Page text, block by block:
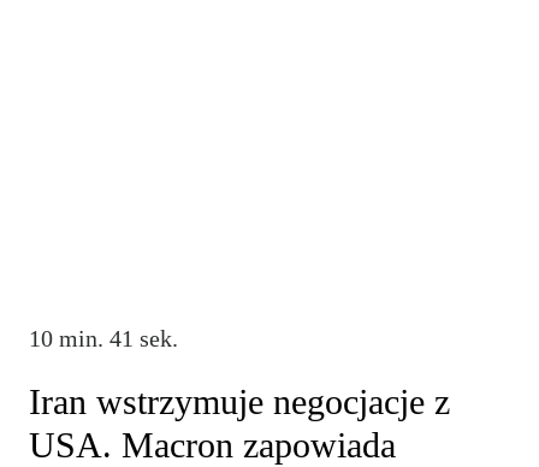
10 min. 41 sek.
Iran wstrzymuje negocjacje z
USA. Macron zapowiada